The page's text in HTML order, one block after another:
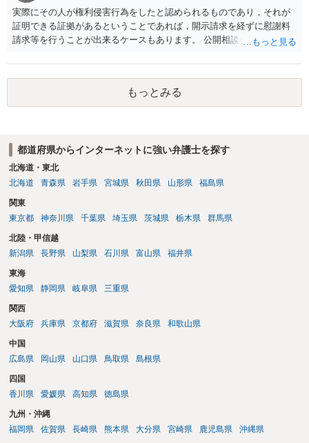
実際にその人が権利侵害行為をしたと認められるものであり，それが
証明できる証拠があるということであれば，開示請求を経ずに慰謝料
請求等を行うことが出来るケースもあります。 公開相談の場では回答
に個別に相談されると良いでしょう。
もっとみる
都道府県からインターネットに強い弁護士を探す
北海道・東北
北海道
青森県 岩手県 宮城県 秋田県 山形県 福島県
関東
東京都
神奈川県 千葉県 埼玉県 茨城県 栃木県 群馬県
北陸・甲信越
新潟県
長野県 山梨県 石川県 富山県 福井県
東海
愛知県
静岡県 岐阜県 三重県
関西
大阪府
兵庫県 京都府 滋賀県 奈良県 和歌山県
中国
広島県
岡山県 山口県 鳥取県 島根県
四国
香川県
愛媛県 高知県 徳島県
九州・沖縄
福岡県
佐賀県 長崎県 熊本県 大分県 宮崎県 鹿児島県 沖縄県